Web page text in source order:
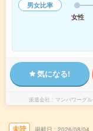
男女比率
女性
気になる!
派遣会社 マンパワーグ
未読 掲載日 2026/08/04